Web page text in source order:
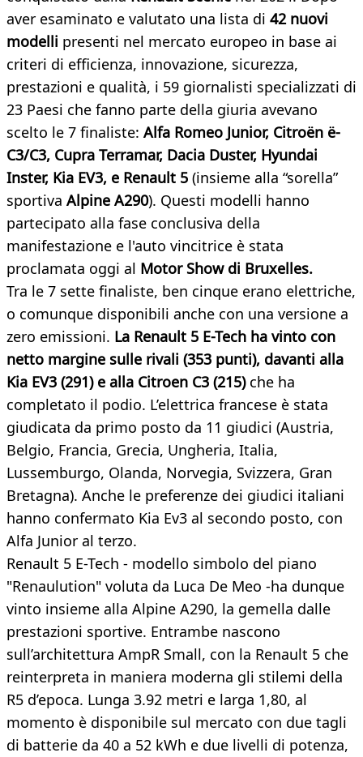
aver esaminato e valutato una lista di 42 nuovi
modelli presenti nel mercato europeo in base ai
criteri di efficienza, innovazione, sicurezza,
prestazioni e qualità, i 59 giornalisti specializzati di
23 Paesi che fanno parte della giuria avevano
scelto le 7 finaliste: Alfa Romeo Junior, Citroën ë-
C3/C3, Cupra Terramar, Dacia Duster, Hyundai
Inster, Kia EV3, e Renault 5 (insieme alla “sorella”
sportiva Alpine A290). Questi modelli hanno
partecipato alla fase conclusiva della
manifestazione e l'auto vincitrice è stata
proclamata oggi al Motor Show di Bruxelles.
Tra le 7 sette finaliste, ben cinque erano elettriche,
o comunque disponibili anche con una versione a
zero emissioni. La Renault 5 E-Tech ha vinto con
netto margine sulle rivali (353 punti), davanti alla
Kia EV3 (291) e alla Citroen C3 (215)che ha
completato il podio. L’elettrica francese è stata
giudicata da primo posto da 11 giudici (Austria,
Belgio, Francia, Grecia, Ungheria, Italia,
Lussemburgo, Olanda, Norvegia, Svizzera, Gran
Bretagna). Anche le preferenze dei giudici italiani
hanno confermato Kia Ev3 al secondo posto, con
Alfa Junior al terzo.
Renault 5 E-Tech - modello simbolo del piano
"Renaulution" voluta da Luca De Meo -ha dunque
vinto insieme alla Alpine A290, la gemella dalle
prestazioni sportive. Entrambe nascono
sull’architettura AmpR Small, con la Renault 5 che
reinterpreta in maniera moderna gli stilemi della
R5 d’epoca. Lunga 3.92 metri e larga 1,80, al
momento è disponibile sul mercato con due tagli
di batterie da 40 a 52 kWh e due livelli di potenza,